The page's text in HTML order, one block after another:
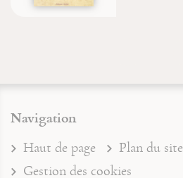
Navigation
Haut de page Plan du site
Gestion des cookies